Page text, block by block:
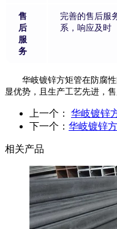
售
后
服
务
完善的售后服
系，响应及时
华岐镀锌方矩管在防腐性
显优势，且生产工艺先进，
上一个： 华岐镀锌
下一个： 华岐镀锌
相关产品